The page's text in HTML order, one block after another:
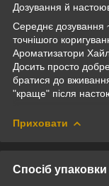
Дозування й
Середнє дозування
точнішого
Ароматизатори
Досить просто
братися до
"краще" після
Приховати
Спосіб упаковки